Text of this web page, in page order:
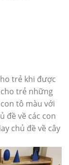
trẻ khi được
trẻ những
tô màu với
đề về các con
chủ đề về cây